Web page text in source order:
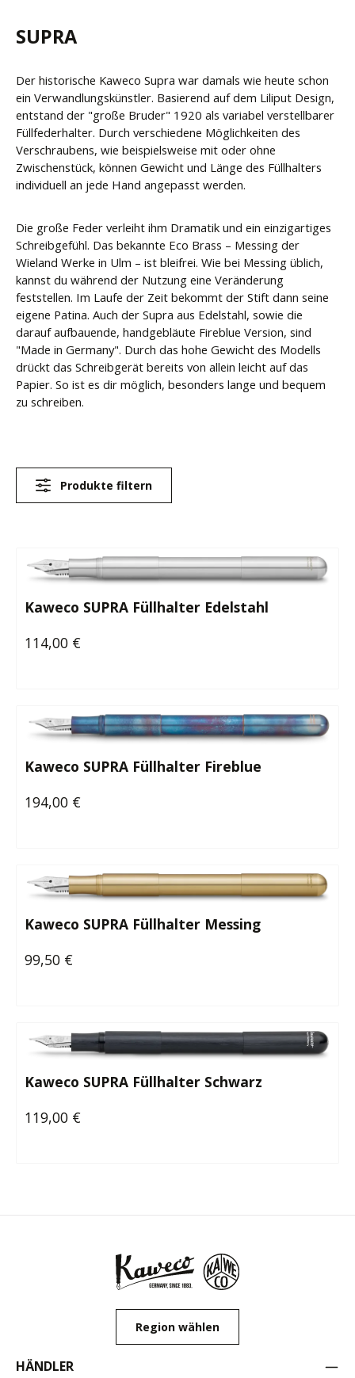
SUPRA
Der historische Kaweco Supra war damals wie heute schon
ein Verwandlungskünstler. Basierend auf dem Liliput Design,
entstand der "große Bruder" 1920 als variabel verstellbarer
Füllfederhalter. Durch verschiedene Möglichkeiten des
Verschraubens, wie beispielsweise mit oder ohne
Zwischenstück, können Gewicht und Länge des Füllhalters
individuell an jede Hand angepasst werden.
Die große Feder verleiht ihm Dramatik und ein einzigartiges
Schreibgefühl. Das bekannte Eco Brass – Messing der
Wieland Werke in Ulm – ist bleifrei. Wie bei Messing üblich,
kannst du während der Nutzung eine Veränderung
feststellen. Im Laufe der Zeit bekommt der Stift dann seine
eigene Patina. Auch der Supra aus Edelstahl, sowie die
darauf aufbauende, handgebläute Fireblue Version, sind
"Made in Germany". Durch das hohe Gewicht des Modells
drückt das Schreibgerät bereits von allein leicht auf das
Papier. So ist es dir möglich, besonders lange und bequem
zu schreiben.
Produkte filtern
Kaweco SUPRA Füllhalter Edelstahl
Regulärer Preis:
114,00 €
Kaweco SUPRA Füllhalter Fireblue
Regulärer Preis:
194,00 €
Kaweco SUPRA Füllhalter Messing
Regulärer Preis:
99,50 €
Kaweco SUPRA Füllhalter Schwarz
Regulärer Preis:
119,00 €
Region wählen
HÄNDLER